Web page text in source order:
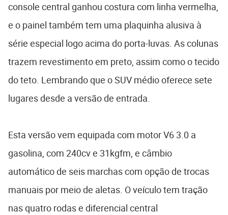
console central ganhou costura com linha vermelha,
e o painel também tem uma plaquinha alusiva à
série especial logo acima do porta-luvas. As colunas
trazem revestimento em preto, assim como o tecido
do teto. Lembrando que o SUV médio oferece sete
lugares desde a versão de entrada.
Esta versão vem equipada com motor V6 3.0 a
gasolina, com 240cv e 31kgfm, e câmbio
automático de seis marchas com opção de trocas
manuais por meio de aletas. O veículo tem tração
nas quatro rodas e diferencial central